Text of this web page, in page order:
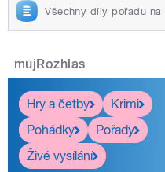
Všechny díly pořadu na
mujRozhlas
Hry a četby
Krimi
Pohádky
Pořady
Živé vysílání